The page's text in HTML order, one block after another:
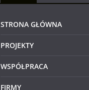
STRONA GŁÓWNA
PROJEKTY
WSPÓŁPRACA
FIRMY